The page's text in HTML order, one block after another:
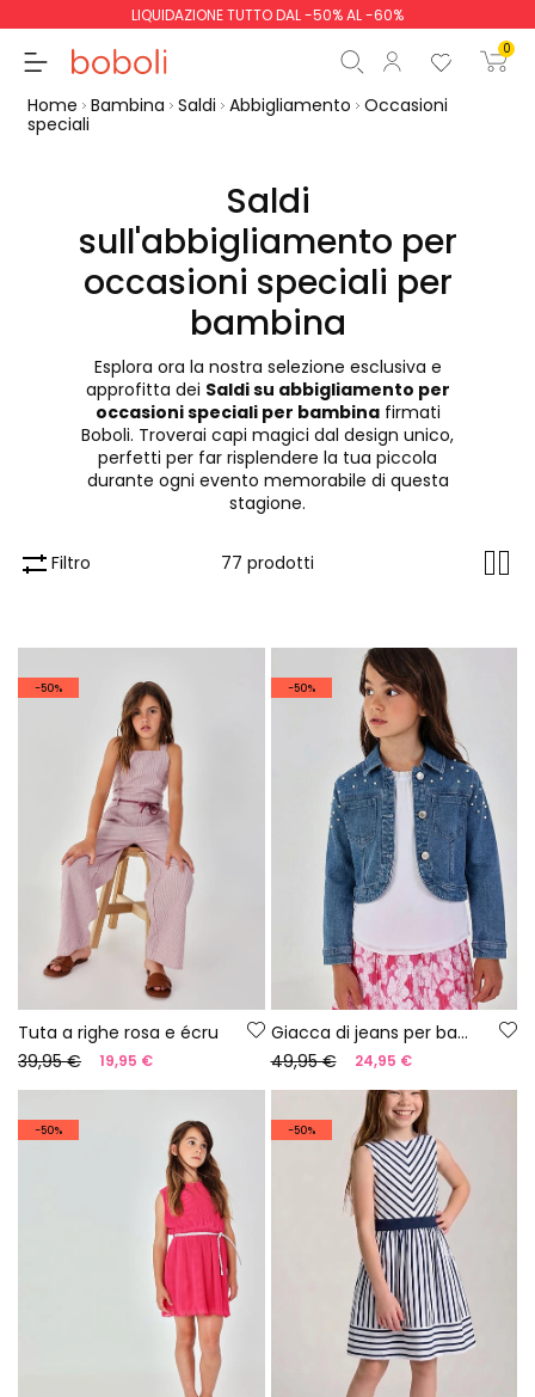
LIQUIDAZIONE TUTTO DAL -50% AL -60%
0
Totale parziale
Totale 0,00 €
Inizio ordine
Home Bambina Saldi Abbigliamento Occasioni
speciali
Saldi
sull'abbigliamento per
occasioni speciali per
bambina
Esplora ora la nostra selezione esclusiva e
approfitta dei Saldi su abbigliamento per
occasioni speciali per bambinafirmati
Boboli. Troverai capi magici dal design unico,
perfetti per far risplendere la tua piccola
durante ogni evento memorabile di questa
stagione.
Filtro 77 prodotti
-50%
Tuta a righe rosa e écru
39,95 €
19,95 €
-50%
Giacca di jeans per bambina colore denim chiaro con fiocchetti
49,95 €
24,95 €
-50% -50%